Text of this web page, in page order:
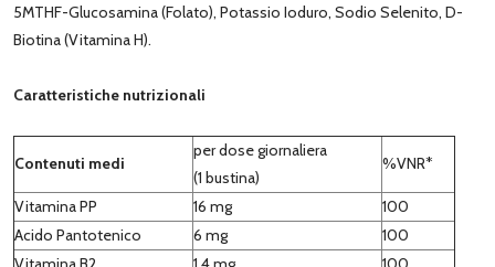
5MTHF-Glucosamina (Folato), Potassio Ioduro, Sodio Selenito, D-
Biotina (Vitamina H).
Caratteristiche nutrizionali
Contenuti medi
per dose giornaliera
(1 bustina)
%VNR*
Vitamina PP 16 mg
100
Acido Pantotenico
6 mg
100